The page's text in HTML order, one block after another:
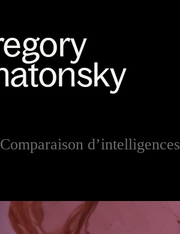
Comparaison d’intelligences